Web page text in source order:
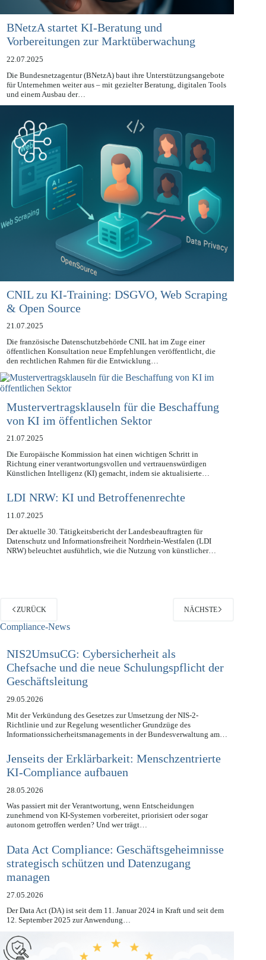
BNetzA startet KI-Beratung und
Vorbereitungen zur Marktüberwachung
22.07.2025
Die Bundesnetzagentur (BNetzA) baut ihre Unterstützungsangebote
für Unternehmen weiter aus – mit gezielter Beratung, digitalen Tools
und einem Ausbau der…
CNIL zu KI-Training: DSGVO, Web Scraping
& Open Source
21.07.2025
Die französische Datenschutzbehörde CNIL hat im Zuge einer
öffentlichen Konsultation neue Empfehlungen veröffentlicht, die
den rechtlichen Rahmen für die Entwicklung…
Mustervertragsklauseln für die Beschaffung
von KI im öffentlichen Sektor
21.07.2025
Die Europäische Kommission hat einen wichtigen Schritt in
Richtung einer verantwortungsvollen und vertrauenswürdigen
LDI NRW: KI und Betroffenenrechte
11.07.2025
Der aktuelle 30. Tätigkeitsbericht der Landesbeauftragten für
Datenschutz und Informationsfreiheit Nordrhein-Westfalen (LDI
ZURÜCK
NIS2UmsuCG: Cybersicherheit als
Chefsache und die neue Schulungspflicht der
Geschäftsleitung
29.05.2026
Mit der Verkündung des Gesetzes zur Umsetzung der NIS-2-
Richtlinie und zur Regelung wesentlicher Grundzüge des
Jenseits der Erklärbarkeit: Menschzentrierte
KI-Compliance aufbauen
28.05.2026
Was passiert mit der Verantwortung, wenn Entscheidungen
zunehmend von KI-Systemen vorbereitet, priorisiert oder sogar
Data Act Compliance: Geschäftsgeheimnisse
strategisch schützen und Datenzugang
managen
27.05.2026
Der Data Act (DA) ist seit dem 11. Januar 2024 in Kraft und seit dem